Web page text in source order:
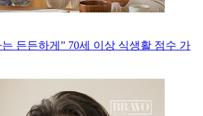
든든하게” 70세 이상 식생활 점수 가